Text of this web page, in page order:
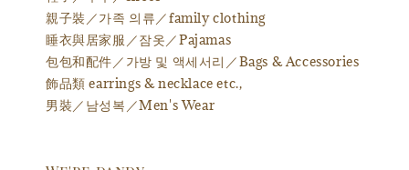
親子裝／가족 의류／family clothing
睡衣與居家服／잠옷／Pajamas
包包和配件／가방 및 액세서리／Bags & Accessories
飾品類 earrings & necklace etc.,
男裝／남성복／Men's Wear